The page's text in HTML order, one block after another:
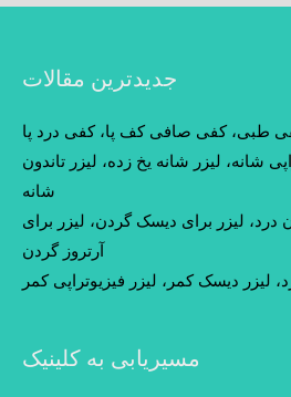
جدیدترین مقالات
طبی، کفی صافی کف پا، کفی درد پا
شانه، لیزر شانه یخ زده، لیزر تاندون
شانه
درد، لیزر برای دیسک گردن، لیزر برای
آرتروز گردن
لیزر دیسک کمر، لیزر فیزیوتراپی کمر
مسیریابی به کلینیک